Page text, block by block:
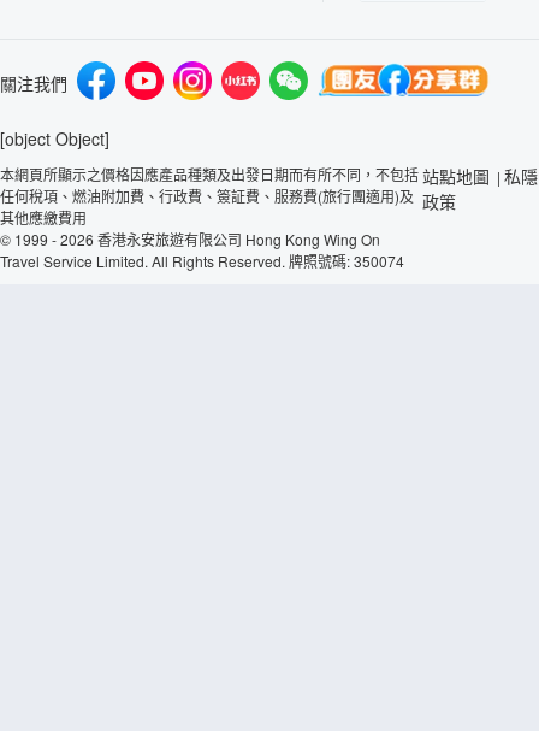
關注我們
[object Object]
本網頁所顯示之價格因應產品種類及出發日期而有所不同，不包括
任何稅項、燃油附加費、行政費、簽証費、服務費(旅行團適用)及
其他應繳費用
© 1999 - 2026 香港永安旅遊有限公司 Hong Kong Wing On
Travel Service Limited. All Rights Reserved. 牌照號碼: 350074
站點地圖 | 私隱
政策